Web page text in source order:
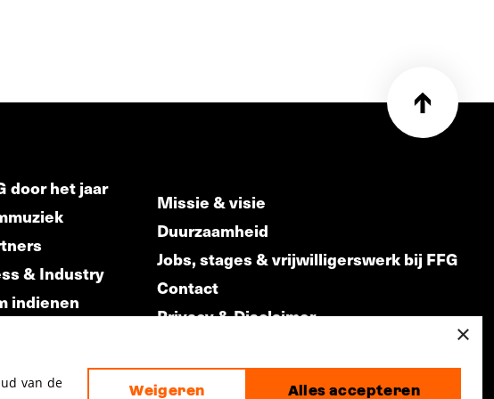
door het jaar
& Industry
indienen
Missie & visie
Duurzaamheid
Jobs, stages & vrijwilligerswerk bij FFG
Contact
Privacy & Disclaimer
×
van de
Alles accepteren
Weigeren